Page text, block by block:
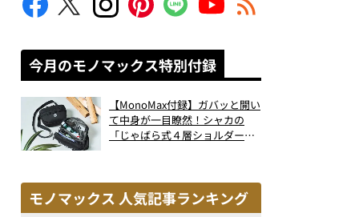
今月のモノマックス特別付録
【MonoMax付録】ガバッと開い
て中身が一目瞭然！シャカの
「じゃばら式４層ショルダーバ
モノマックス 人気記事ランキング